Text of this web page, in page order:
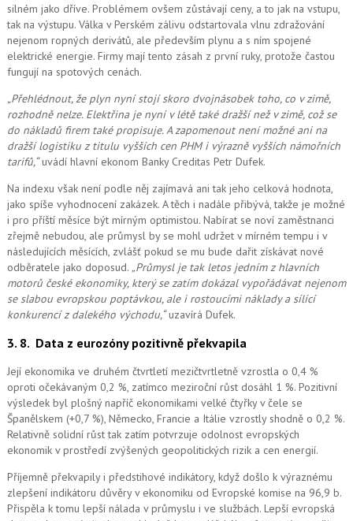
silném jako dříve. Problémem ovšem zůstávají ceny, a to jak na vstupu,
tak na výstupu. Válka v Perském zálivu odstartovala vlnu zdražování
nejenom ropných derivátů, ale především plynu a s ním spojené
elektrické energie. Firmy mají tento zásah z první ruky, protože častou
fungují na spotových cenách.
„Přehlédnout, že plyn nyní stojí skoro dvojnásobek toho, co v zimě,
rozhodně nelze. Elektřina je nyní v létě také dražší než v zimě, což se
do nákladů firem také propisuje. A zapomenout není možnéani na
dražší logistiku z titulu vyšších cen PHM i výrazně vyšších námořních
tarifů,“uvádí hlavní ekonom Banky Creditas Petr Dufek.
Na indexu však není podle něj zajímavá ani tak jeho celková hodnota,
jako spíše vyhodnocení zakázek. A těch i nadále přibývá, takže je možné
i pro příští měsíce být mírným optimistou. Nabírat se noví zaměstnanci
zřejmě nebudou, ale průmysl by se mohl udržet v mírném tempu i v
následujících měsících, zvlášť pokud se mu bude dařit získávat nové
odběratele jako doposud. „Průmysl je tak letos jedním z hlavních
motorů české ekonomiky, který se zatím dokázal vypořádávat nejenom
se slabou evropskou poptávkou, ale i rostoucími náklady a sílící
konkurencí z dalekého východu,“uzavírá Dufek.
3. 8. Data z eurozóny pozitivně překvapila
Její ekonomika ve druhém čtvrtletí mezičtvrtletně vzrostla o 0,4 %
oproti očekávaným 0,2 %, zatímco meziroční růst dosáhl 1 %. Pozitivní
výsledek byl plošný napříč ekonomikami velké čtyřky v čele se
Španělskem (+0,7 %), Německo, Francie a Itálie vzrostly shodně o 0,2 %.
Relativně solidní růst tak zatím potvrzuje odolnost evropských
ekonomik v prostředí zvýšených geopolitických rizik a cen energií.
Příjemně překvapily i předstihové indikátory, když došlo k výraznému
zlepšení indikátoru důvěry v ekonomiku od Evropské komise na 96,9 b.
Přispěla k tomu lepší nálada v průmyslu i ve službách. Lepší evropská